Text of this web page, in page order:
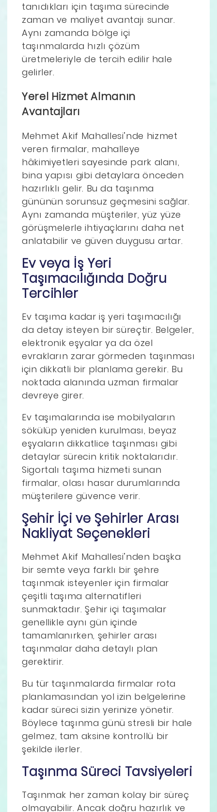
tanıdıkları için taşıma sürecinde
zaman ve maliyet avantajı sunar.
Aynı zamanda bölge içi
taşınmalarda hızlı çözüm
üretmeleriyle de tercih edilir hale
gelirler.
Yerel Hizmet Almanın
Avantajları
Mehmet Akif Mahallesi’nde hizmet
veren firmalar, mahalleye
hâkimiyetleri sayesinde park alanı,
bina yapısı gibi detaylara önceden
hazırlıklı gelir. Bu da taşınma
gününün sorunsuz geçmesini sağlar.
Aynı zamanda müşteriler, yüz yüze
görüşmelerle ihtiyaçlarını daha net
anlatabilir ve güven duygusu artar.
Ev veya İş Yeri
Taşımacılığında Doğru
Tercihler
Ev taşıma kadar iş yeri taşımacılığı
da detay isteyen bir süreçtir. Belgeler,
elektronik eşyalar ya da özel
evrakların zarar görmeden taşınması
için dikkatli bir planlama gerekir. Bu
noktada alanında uzman firmalar
devreye girer.
Ev taşımalarında ise mobilyaların
sökülüp yeniden kurulması, beyaz
eşyaların dikkatlice taşınması gibi
detaylar sürecin kritik noktalarıdır.
Sigortalı taşıma hizmeti sunan
firmalar, olası hasar durumlarında
müşterilere güvence verir.
Şehir İçi ve Şehirler Arası
Nakliyat Seçenekleri
Mehmet Akif Mahallesi’nden başka
bir semte veya farklı bir şehre
taşınmak isteyenler için firmalar
çeşitli taşıma alternatifleri
sunmaktadır. Şehir içi taşımalar
genellikle aynı gün içinde
tamamlanırken, şehirler arası
taşınmalar daha detaylı plan
gerektirir.
Bu tür taşınmalarda firmalar rota
planlamasından yol izin belgelerine
kadar süreci sizin yerinize yönetir.
Böylece taşınma günü stresli bir hale
gelmez, tam aksine kontrollü bir
şekilde ilerler.
Taşınma Süreci Tavsiyeleri
Taşınmak her zaman kolay bir süreç
olmayabilir. Ancak doğru hazırlık ve